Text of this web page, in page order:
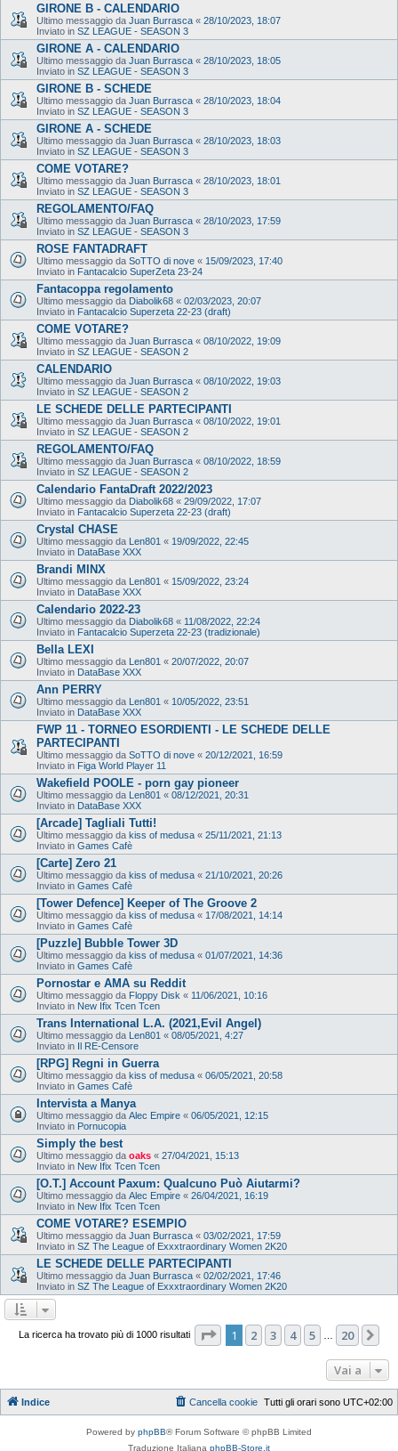
GIRONE B - CALENDARIO
Ultimo messaggio da Juan Burrasca « 28/10/2023, 18:07
Inviato in SZ LEAGUE - SEASON 3
GIRONE A - CALENDARIO
Ultimo messaggio da Juan Burrasca « 28/10/2023, 18:05
Inviato in SZ LEAGUE - SEASON 3
GIRONE B - SCHEDE
Ultimo messaggio da Juan Burrasca « 28/10/2023, 18:04
Inviato in SZ LEAGUE - SEASON 3
GIRONE A - SCHEDE
Ultimo messaggio da Juan Burrasca « 28/10/2023, 18:03
Inviato in SZ LEAGUE - SEASON 3
COME VOTARE?
Ultimo messaggio da Juan Burrasca « 28/10/2023, 18:01
Inviato in SZ LEAGUE - SEASON 3
REGOLAMENTO/FAQ
Ultimo messaggio da Juan Burrasca « 28/10/2023, 17:59
Inviato in SZ LEAGUE - SEASON 3
ROSE FANTADRAFT
Ultimo messaggio da SoTTO di nove « 15/09/2023, 17:40
Inviato in Fantacalcio SuperZeta 23-24
Fantacoppa regolamento
Ultimo messaggio da Diabolik68 « 02/03/2023, 20:07
Inviato in Fantacalcio Superzeta 22-23 (draft)
COME VOTARE?
Ultimo messaggio da Juan Burrasca « 08/10/2022, 19:09
Inviato in SZ LEAGUE - SEASON 2
CALENDARIO
Ultimo messaggio da Juan Burrasca « 08/10/2022, 19:03
Inviato in SZ LEAGUE - SEASON 2
LE SCHEDE DELLE PARTECIPANTI
Ultimo messaggio da Juan Burrasca « 08/10/2022, 19:01
Inviato in SZ LEAGUE - SEASON 2
REGOLAMENTO/FAQ
Ultimo messaggio da Juan Burrasca « 08/10/2022, 18:59
Inviato in SZ LEAGUE - SEASON 2
Calendario FantaDraft 2022/2023
Ultimo messaggio da Diabolik68 « 29/09/2022, 17:07
Inviato in Fantacalcio Superzeta 22-23 (draft)
Crystal CHASE
Ultimo messaggio da Len801 « 19/09/2022, 22:45
Inviato in DataBase XXX
Brandi MINX
Ultimo messaggio da Len801 « 15/09/2022, 23:24
Inviato in DataBase XXX
Calendario 2022-23
Ultimo messaggio da Diabolik68 « 11/08/2022, 22:24
Inviato in Fantacalcio Superzeta 22-23 (tradizionale)
Bella LEXI
Ultimo messaggio da Len801 « 20/07/2022, 20:07
Inviato in DataBase XXX
Ann PERRY
Ultimo messaggio da Len801 « 10/05/2022, 23:51
Inviato in DataBase XXX
FWP 11 - TORNEO ESORDIENTI - LE SCHEDE DELLE
PARTECIPANTI
Ultimo messaggio da SoTTO di nove « 20/12/2021, 16:59
Inviato in Figa World Player 11
Wakefield POOLE - porn gay pioneer
Ultimo messaggio da Len801 « 08/12/2021, 20:31
Inviato in DataBase XXX
[Arcade] Tagliali Tutti!
Ultimo messaggio da kiss of medusa « 25/11/2021, 21:13
Inviato in Games Cafè
[Carte] Zero 21
Ultimo messaggio da kiss of medusa « 21/10/2021, 20:26
Inviato in Games Cafè
[Tower Defence] Keeper of The Groove 2
Ultimo messaggio da kiss of medusa « 17/08/2021, 14:14
Inviato in Games Cafè
[Puzzle] Bubble Tower 3D
Ultimo messaggio da kiss of medusa « 01/07/2021, 14:36
Inviato in Games Cafè
Pornostar e AMA su Reddit
Ultimo messaggio da Floppy Disk « 11/06/2021, 10:16
Inviato in New Ifix Tcen Tcen
Trans International L.A. (2021,Evil Angel)
Ultimo messaggio da Len801 « 08/05/2021, 4:27
Inviato in Il RE-Censore
[RPG] Regni in Guerra
Ultimo messaggio da kiss of medusa « 06/05/2021, 20:58
Inviato in Games Cafè
Intervista a Manya
Ultimo messaggio da Alec Empire « 06/05/2021, 12:15
Inviato in Pornucopia
Simply the best
Ultimo messaggio da oaks « 27/04/2021, 15:13
Inviato in New Ifix Tcen Tcen
[O.T.] Account Paxum: Qualcuno Può Aiutarmi?
Ultimo messaggio da Alec Empire « 26/04/2021, 16:19
Inviato in New Ifix Tcen Tcen
COME VOTARE? ESEMPIO
Ultimo messaggio da Juan Burrasca « 03/02/2021, 17:59
Inviato in SZ The League of Exxxtraordinary Women 2K20
LE SCHEDE DELLE PARTECIPANTI
Ultimo messaggio da Juan Burrasca « 02/02/2021, 17:46
Inviato in SZ The League of Exxxtraordinary Women 2K20
La ricerca ha trovato più di 1000 risultati Pagina di 20
1 2 3 4 5 20
Vai a
Indice Tutti gli orari sono UTC+02:00
Cancella cookie
Powered by phpBB® Forum Software © phpBB Limited
Traduzione Italiana phpBB-Store.it